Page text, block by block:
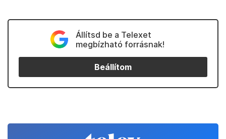
Állítsd be a Telexet
megbízható forrásnak!
Beállítom